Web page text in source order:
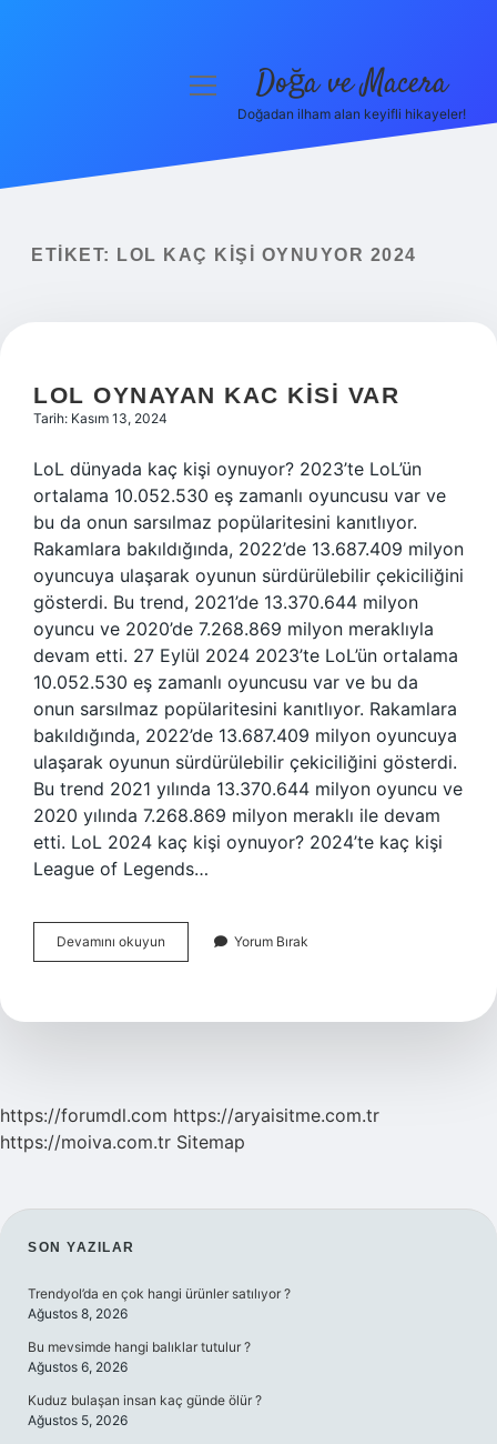
Yasal Uyarı
menüyü Doğa ve Macera
Doğadan ilham alan keyifli hikayeler!
ETIKET: LOL KAÇ KIŞI OYNUYOR 2024
LOL OYNAYAN KAC KISI VAR
Tarih: Kasım 13, 2024
LoL dünyada kaç kişi oynuyor? 2023’te LoL’ün
ortalama 10.052.530 eş zamanlı oyuncusu var ve
bu da onun sarsılmaz popülaritesini kanıtlıyor.
Rakamlara bakıldığında, 2022’de 13.687.409 milyon
oyuncuya ulaşarak oyunun sürdürülebilir çekiciliğini
gösterdi. Bu trend, 2021’de 13.370.644 milyon
oyuncu ve 2020’de 7.268.869 milyon meraklıyla
devam etti. 27 Eylül 2024 2023’te LoL’ün ortalama
10.052.530 eş zamanlı oyuncusu var ve bu da
onun sarsılmaz popülaritesini kanıtlıyor. Rakamlara
bakıldığında, 2022’de 13.687.409 milyon oyuncuya
ulaşarak oyunun sürdürülebilir çekiciliğini gösterdi.
Bu trend 2021 yılında 13.370.644 milyon oyuncu ve
2020 yılında 7.268.869 milyon meraklı ile devam
etti. LoL 2024 kaç kişi oynuyor? 2024’te kaç kişi
League of Legends…
Devamını okuyun
Oynayan
Var
Yorum Bırak
https://forumdl.com https://aryaisitme.com.tr
https://moiva.com.tr Sitemap
SIDEBAR
SON YAZILAR
Trendyol’da en çok hangi ürünler satılıyor ?
Ağustos 8, 2026
Bu mevsimde hangi balıklar tutulur ?
Ağustos 6, 2026
Kuduz bulaşan insan kaç günde ölür ?
Ağustos 5, 2026